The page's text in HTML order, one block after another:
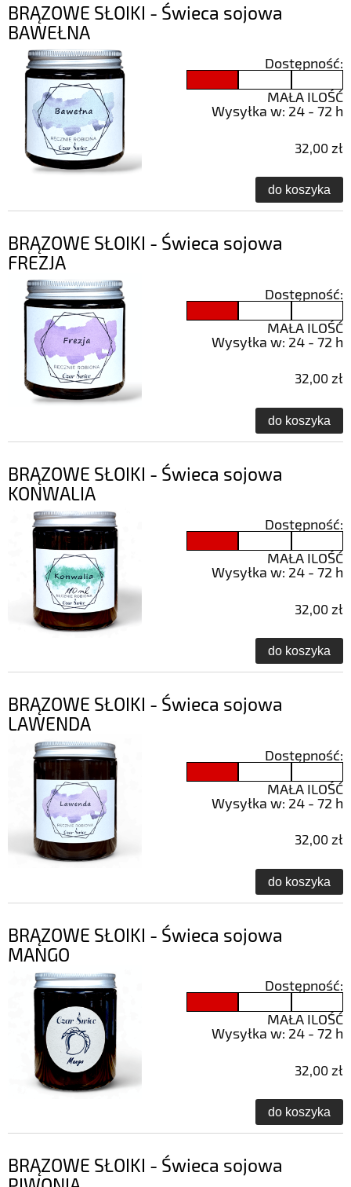
BRĄZOWE SŁOIKI - Świeca sojowa
BAWEŁNA
Dostępność:
MAŁA ILOŚĆ
Wysyłka w: 24 - 72 h
32,00 zł
do koszyka
BRĄZOWE SŁOIKI - Świeca sojowa
FREZJA
Dostępność:
MAŁA ILOŚĆ
Wysyłka w: 24 - 72 h
32,00 zł
do koszyka
BRĄZOWE SŁOIKI - Świeca sojowa
KONWALIA
Dostępność:
MAŁA ILOŚĆ
Wysyłka w: 24 - 72 h
32,00 zł
do koszyka
BRĄZOWE SŁOIKI - Świeca sojowa
LAWENDA
Dostępność:
MAŁA ILOŚĆ
Wysyłka w: 24 - 72 h
32,00 zł
do koszyka
BRĄZOWE SŁOIKI - Świeca sojowa
MANGO
Dostępność:
MAŁA ILOŚĆ
Wysyłka w: 24 - 72 h
32,00 zł
do koszyka
BRĄZOWE SŁOIKI - Świeca sojowa